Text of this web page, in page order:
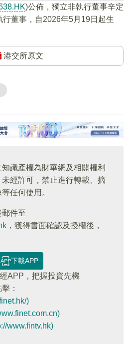
)公佈，獨立非執行董事辛定
董事，自2026年5月19日起生
港交所原文
識產權為財華網及相關權利
未經許可，禁止進行轉載、摘
任何使用。
件至
，獲得書面確認及授權後，
下載APP
APP，把握投資先機
：
)
www.fintv.hk)